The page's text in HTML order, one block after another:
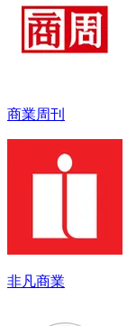
商業周刊
非凡商業